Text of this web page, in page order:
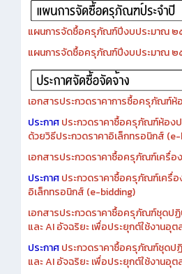
แผนการจัดซื้อครุภัณฑ์ปีงบประมาณ
แผนการจัดซื้อครุภัณฑ์ปีงบประมาณ
เอกสารประกวดราคาการซื้อครุภัณฑ์
ประกาศประกวดราคาซื้อครุภัณฑ์ห้อง
ด้วยวิธีประกวดราคาอิเล็กทรอนิกส์
เอกสารประกวดราคาซื้อครุภัณฑ์เครื่
ประกาศประกวดราคาซื้อครุภัณฑ์เครื่
อิเล็กทรอนิกส์ (e-bidding)
เอกสารประกวดราคาซื้อครุภัณฑ์ชุดป
และ AI อัจฉริยะ เพื่อประยุกต์ใช้งานอุ
ประกาศประกวดราคาซื้อครุภัณฑ์ชุดป
และ AI อัจฉริยะ เพื่อประยุกต์ใช้งานอุ